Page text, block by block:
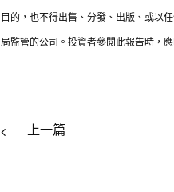
目的，也不得出售、分發、出版、或以
局監管的公司。投資者參閱此報告時，
上一篇